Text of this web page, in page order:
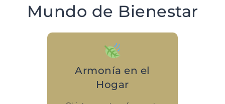
Mundo de Bienestar
Armonía en el
Hogar